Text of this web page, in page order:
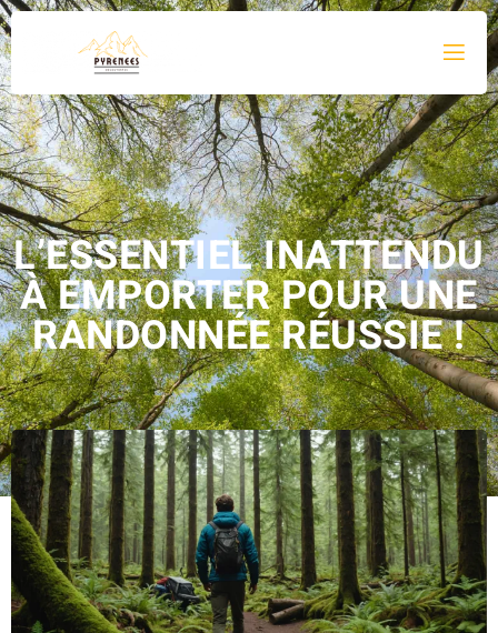
L’ESSENTIEL INATTENDU
À EMPORTER POUR UNE
RANDONNÉE RÉUSSIE !